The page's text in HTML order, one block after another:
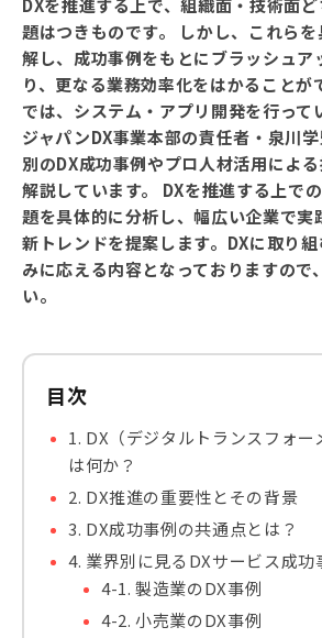
題はつきものです。 しかし、これら
解し、成功事例をもとにブラッシュア
り、更なる業務効率化をはかることが
では、システム・アプリ開発を行って
ジャパンDX事業本部の責任者・泉川
別のDX成功事例やプロ人材活用によ
解説しています。 DXを推進する上で
題を具体的に分析し、幅広い企業で実
新トレンドを提案します。DXに取り
みに応える内容となっておりますので
い。
目次
1. DX（デジタルトランスフォー
は何か？
2. DX推進の重要性とその背景
3. DX成功事例の共通点とは？
4. 業界別に見るDXサービス成功
4-1. 製造業のDX事例
4-2. 小売業のDX事例